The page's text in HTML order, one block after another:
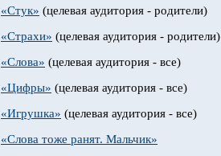
«Стук» (целевая аудитория - родители)
«Страхи» (целевая аудитория - родители)
«Слова» (целевая аудитория - все)
«Цифры» (целевая аудитория - все)
«Игрушка» (целевая аудитория - все)
«Слова тоже ранят. Мальчик»